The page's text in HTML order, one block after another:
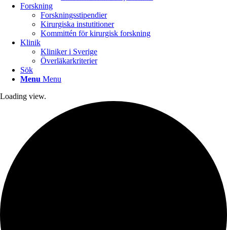
Forskning
Forskningsstipendier
Kirurgiska instutitioner
Kommittén för kirurgisk forskning
Klinik
Kliniker i Sverige
Överläkarkriterier
Sök
Menu Menu
Loading view.